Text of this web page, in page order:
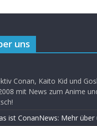
uns
Conan, Kaito Kid und
mit News zum Anime
ist ConanNews: Mehr über